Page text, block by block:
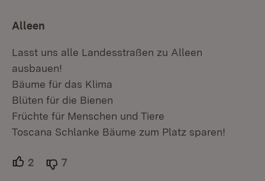
Alleen
Lasst uns alle Landesstraßen zu Alleen
ausbauen!
Bäume für das Klima
Blüten für die Bienen
Früchte für Menschen und Tiere
Toscana Schlanke Bäume zum Platz sparen!
2 Unterstützer.
7